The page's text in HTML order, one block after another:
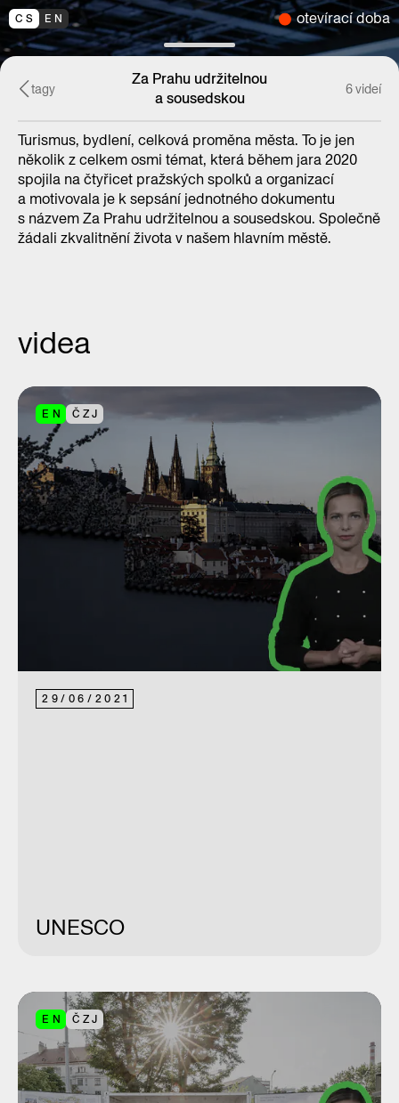
CS EN otevírací doba
tagy
Za Prahu udržitelnou
a sousedskou
6 videí
Turismus, bydlení, celková proměna města. To je jen
několik z celkem osmi témat, která během jara 2020
spojila na čtyřicet pražských spolků a organizací
a motivovala je k sepsání jednotného dokumentu
s názvem Za Prahu udržitelnou a sousedskou. Společně
žádali zkvalitnění života v našem hlavním městě.
videa
EN ČZJ
29/ 06/ 2021
UNESCO
EN ČZJ